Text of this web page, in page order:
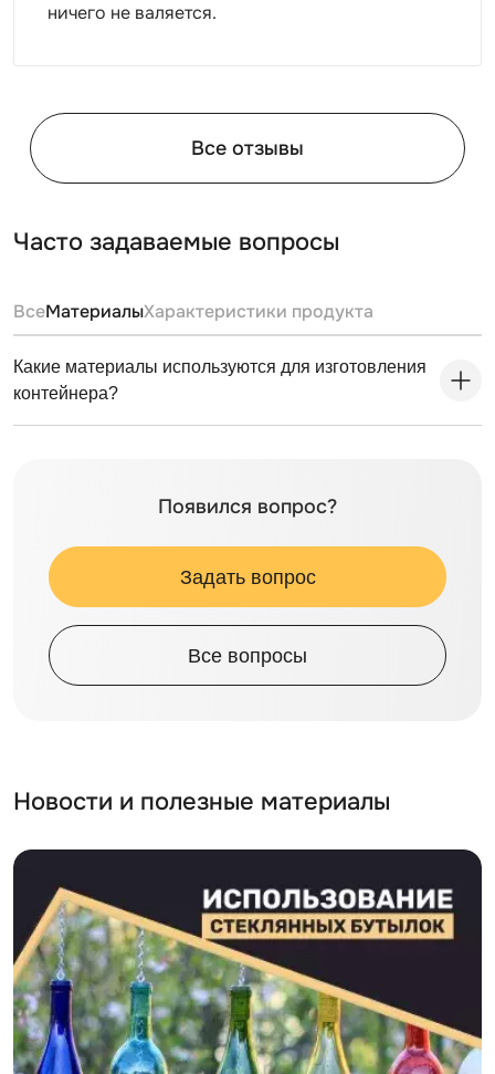
ничего не валяется.
Все отзывы
Часто задаваемые вопросы
ВсеМатериалыХарактеристики продукта
Какие материалы используются для изготовления
контейнера?
Появился вопрос?
Задать вопрос
Все вопросы
Новости и полезные материалы